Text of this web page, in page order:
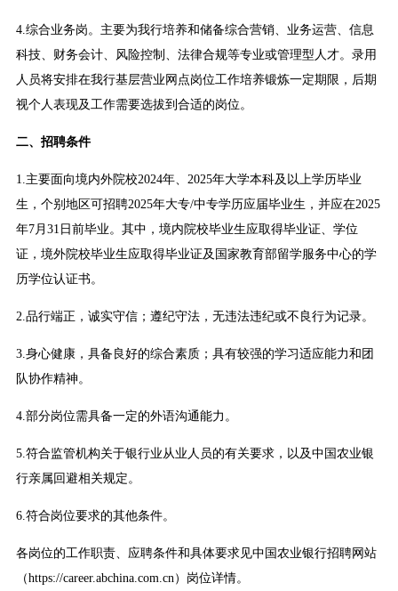
4.综合业务岗。主要为我行培养和储备综合营销、业务运营、信息
科技、财务会计、风险控制、法律合规等专业或管理型人才。录用
人员将安排在我行基层营业网点岗位工作培养锻炼一定期限，后期
视个人表现及工作需要选拔到合适的岗位。
二、招聘条件
1.主要面向境内外院校2024年、2025年大学本科及以上学历毕业
生，个别地区可招聘2025年大专/中专学历应届毕业生，并应在2025
年7月31日前毕业。其中，境内院校毕业生应取得毕业证、学位
证，境外院校毕业生应取得毕业证及国家教育部留学服务中心的学
历学位认证书。
2.品行端正，诚实守信；遵纪守法，无违法违纪或不良行为记录。
3.身心健康，具备良好的综合素质；具有较强的学习适应能力和团
队协作精神。
4.部分岗位需具备一定的外语沟通能力。
5.符合监管机构关于银行业从业人员的有关要求，以及中国农业银
行亲属回避相关规定。
6.符合岗位要求的其他条件。
各岗位的工作职责、应聘条件和具体要求见中国农业银行招聘网站
（https://career.abchina.com.cn）岗位详情。